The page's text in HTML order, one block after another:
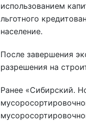
использованием
льготного
население.
После завершения
разрешения на
Ранее «Сибирский.